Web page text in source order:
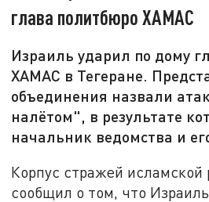
глава политбюро ХАМАС
Израиль ударил по дому
ХАМАС в Тегеране.
объединения назвали
налётом", в результате
начальник ведомства и
Корпус стражей
сообщил о том, что